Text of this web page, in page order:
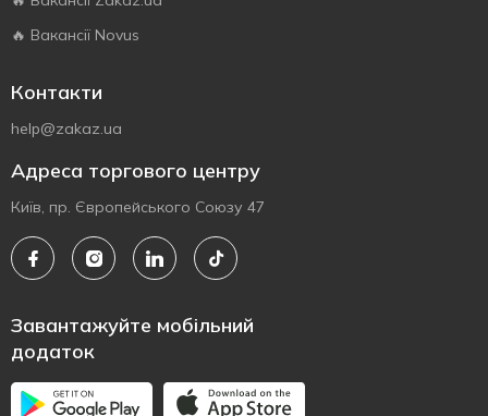
🔥 Вакансії Novus
Контакти
help@zakaz.ua
Адреса торгового центру
Київ, пр. Європейського Союзу 47
Завантажуйте мобільний
додаток